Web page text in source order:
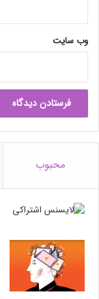
وب‌ سایت
محبوب